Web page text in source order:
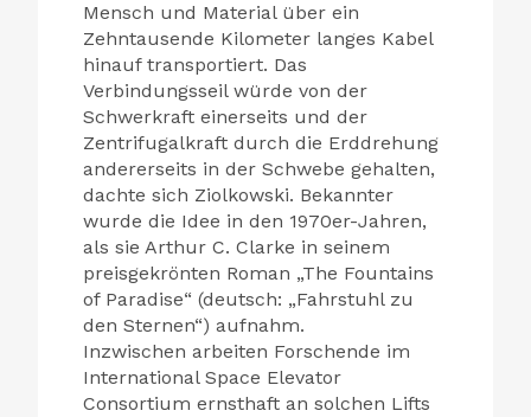
Mensch und Material über ein
Zehntausende Kilometer langes Kabel
hinauf transportiert. Das
Verbindungsseil würde von der
Schwerkraft einerseits und der
Zentrifugalkraft durch die Erddrehung
andererseits in der Schwebe gehalten,
dachte sich Ziolkowski. Bekannter
wurde die Idee in den 1970er-Jahren,
als sie Arthur C. Clarke in seinem
preisgekrönten Roman „The Fountains
of Paradise“ (deutsch: „Fahrstuhl zu
den Sternen“) aufnahm.
Inzwischen arbeiten Forschende im
International Space Elevator
Consortium ernsthaft an solchen Lifts